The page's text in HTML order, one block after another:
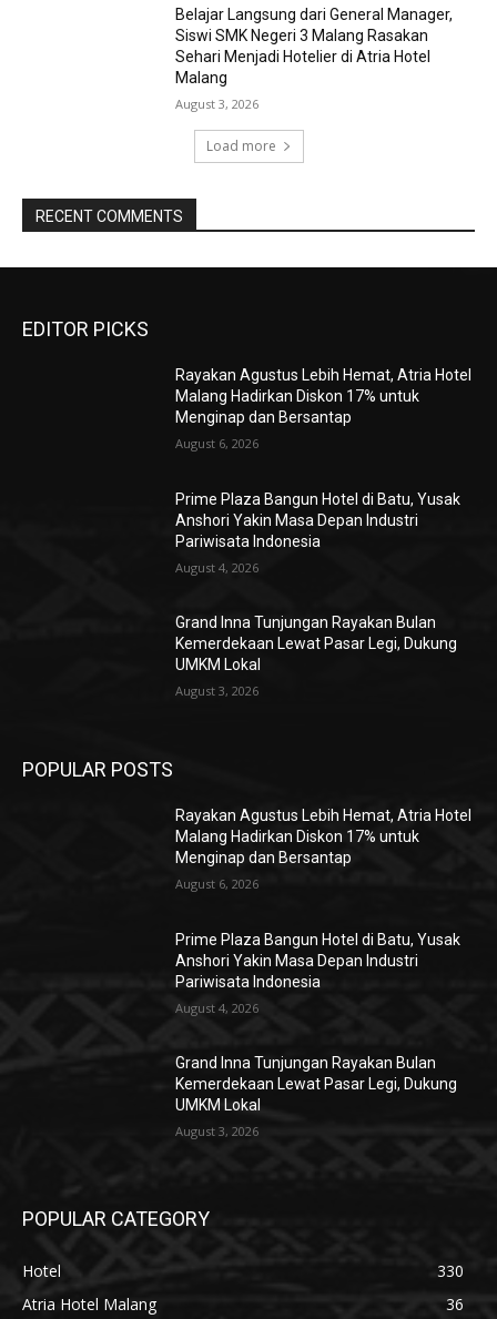
Belajar Langsung dari General Manager,
Siswi SMK Negeri 3 Malang Rasakan
Sehari Menjadi Hotelier di Atria Hotel
Malang
August 3, 2026
Load more
RECENT COMMENTS
EDITOR PICKS
Rayakan Agustus Lebih Hemat, Atria Hotel
Malang Hadirkan Diskon 17% untuk
Menginap dan Bersantap
August 6, 2026
Prime Plaza Bangun Hotel di Batu, Yusak
Anshori Yakin Masa Depan Industri
Pariwisata Indonesia
August 4, 2026
Grand Inna Tunjungan Rayakan Bulan
Kemerdekaan Lewat Pasar Legi, Dukung
UMKM Lokal
August 3, 2026
POPULAR POSTS
Rayakan Agustus Lebih Hemat, Atria Hotel
Malang Hadirkan Diskon 17% untuk
Menginap dan Bersantap
August 6, 2026
Prime Plaza Bangun Hotel di Batu, Yusak
Anshori Yakin Masa Depan Industri
Pariwisata Indonesia
August 4, 2026
Grand Inna Tunjungan Rayakan Bulan
Kemerdekaan Lewat Pasar Legi, Dukung
UMKM Lokal
August 3, 2026
POPULAR CATEGORY
Hotel
330
Atria Hotel Malang
36